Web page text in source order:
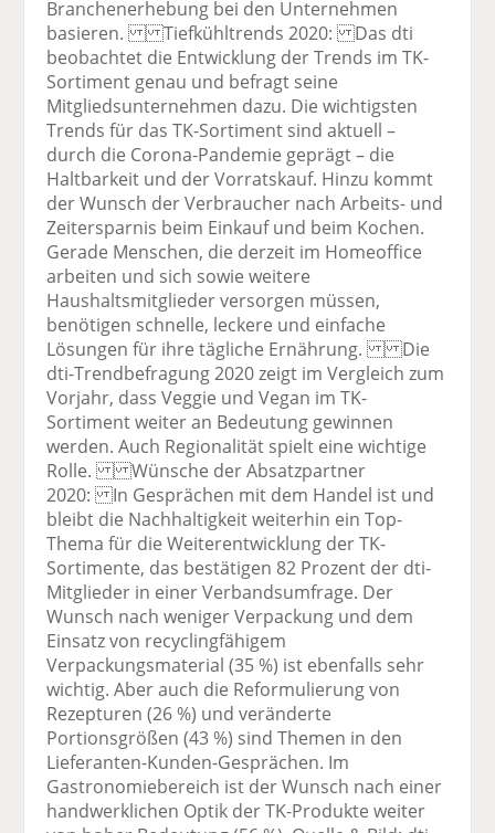
Branchenerhebung bei den Unternehmen
basieren. Tiefkühltrends 2020: Das dti
beobachtet die Entwicklung der Trends im TK-
Sortiment genau und befragt seine
Mitgliedsunternehmen dazu. Die wichtigsten
Trends für das TK-Sortiment sind aktuell –
durch die Corona-Pandemie geprägt – die
Haltbarkeit und der Vorratskauf. Hinzu kommt
der Wunsch der Verbraucher nach Arbeits- und
Zeitersparnis beim Einkauf und beim Kochen.
Gerade Menschen, die derzeit im Homeoffice
arbeiten und sich sowie weitere
Haushaltsmitglieder versorgen müssen,
benötigen schnelle, leckere und einfache
Lösungen für ihre tägliche Ernährung. Die
dti-Trendbefragung 2020 zeigt im Vergleich zum
Vorjahr, dass Veggie und Vegan im TK-
Sortiment weiter an Bedeutung gewinnen
werden. Auch Regionalität spielt eine wichtige
Rolle. Wünsche der Absatzpartner
2020: In Gesprächen mit dem Handel ist und
bleibt die Nachhaltigkeit weiterhin ein Top-
Thema für die Weiterentwicklung der TK-
Sortimente, das bestätigen 82 Prozent der dti-
Mitglieder in einer Verbandsumfrage. Der
Wunsch nach weniger Verpackung und dem
Einsatz von recyclingfähigem
Verpackungsmaterial (35 %) ist ebenfalls sehr
wichtig. Aber auch die Reformulierung von
Rezepturen (26 %) und veränderte
Portionsgrößen (43 %) sind Themen in den
Lieferanten-Kunden-Gesprächen. Im
Gastronomiebereich ist der Wunsch nach einer
handwerklichen Optik der TK-Produkte weiter